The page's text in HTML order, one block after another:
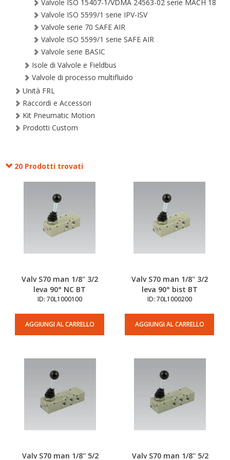
Valvole ISO 15407-1/VDMA 24563-02 serie MACH 18
Valvole ISO 5599/1 serie IPV-ISV
Valvole serie 70 SAFE AIR
Valvole ISO 5599/1 serie SAFE AIR
Valvole serie BASIC
Isole di Valvole e Fieldbus
Valvole di processo multifluido
Unità FRL
Raccordi e Accessori
Kit Pneumatic Motion
Prodotti Custom
20 Prodotti trovati
Valv S70 man 1/8'' 3/2
leva 90° NC BT
ID: 70L1000100
AGGIUNGI AL CARRELLO
Valv S70 man 1/8'' 3/2
leva 90° bist BT
ID: 70L1000200
AGGIUNGI AL CARRELLO
Valv S70 man 1/8'' 5/2 Valv S70 man 1/8'' 5/2